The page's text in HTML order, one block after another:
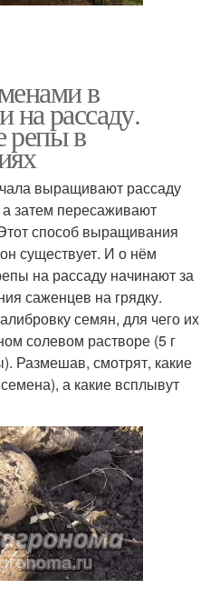
в
на рассаду.
репы в
выращивают рассаду
затем пересаживают
способ выращивания
существует. И о нём
на рассаду начинают за
саженцев на грядку.
семян, для чего их
солевом растворе (5 г
Размешав, смотрят, какие
а какие всплывут